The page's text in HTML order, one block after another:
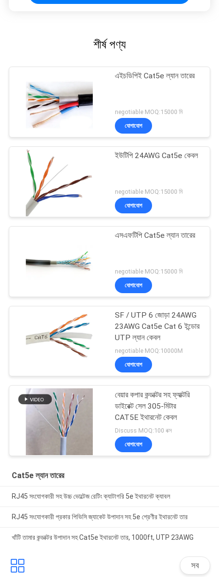
শীর্ষ পণ্য
এইচডিপিই Cat5e ল্যান তারের
negotiable MOQ:15000 মি
যোগাযোগ
ইউটিপি 24AWG Cat5e কেবল
negotiable MOQ:15000 মি
যোগাযোগ
এসএফটিপি Cat5e ল্যান তারের
negotiable MOQ:15000 মি
যোগাযোগ
SF / UTP 6 জোড়া 24AWG
23AWG Cat5e Cat 6 ইন্ডোর
UTP ল্যান কেবল
negotiable MOQ:10000M
যোগাযোগ
বেয়ার কপার কন্ডাক্টর সহ ফ্যাক্টরি
ডাইরেক্ট সেল 305-মিটার
CAT5E ইথারনেট কেবল
Discuss MOQ:100 বক্স
যোগাযোগ
Cat5e ল্যান তারের
RJ45 সংযোগকারী সহ উচ্চ ভোল্টেজ রেটিং ক্যাটাগরি 5e ইথারনেট ক্যাবল
RJ45 সংযোগকারী প্রকার পিভিসি জ্যাকেট উপাদান সহ 5e শ্রেণীর ইথারনেট তার
খাঁটি তামার কন্ডাক্টর উপাদান সহ Cat5e ইথারনেট তার, 1000ft, UTP 23AWG
সব